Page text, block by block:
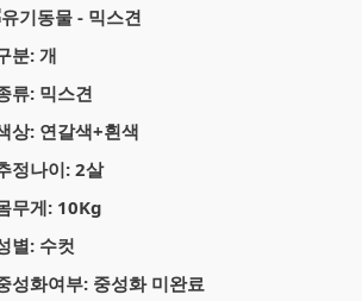
분:개
류: 믹스견
상: 연갈색+흰색
정나이: 2살
무게: 10Kg
별: 수컷
성화여부: 중성화 미완료